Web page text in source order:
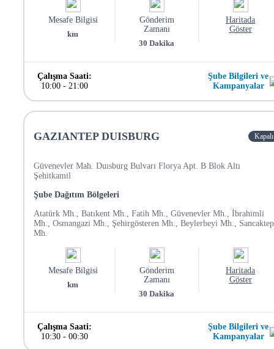
Mesafe Bilgisi
km
Gönderim
Zamanı
30 Dakika
Haritada
Göster
Çalışma Saati:
10:00- 21:00
Şube Bilgileri ve
Kampanyalar
GAZIANTEP DUISBURG Kapalı
Güvenevler Mah. Duısburg Bulvarı Florya Apt. B Blok Altı
Şehitkamil
Şube Dağıtım Bölgeleri
Atatürk Mh., Batıkent Mh., Fatih Mh., Güvenevler Mh., İbrahimli
Mh., Osmangazi Mh., Şehirgösteren Mh., Beylerbeyi Mh.,
Mh.
Mesafe Bilgisi
km
Gönderim
Zamanı
30 Dakika
Haritada
Göster
Çalışma Saati:
10:30- 00:30
Şube Bilgileri ve
Kampanyalar